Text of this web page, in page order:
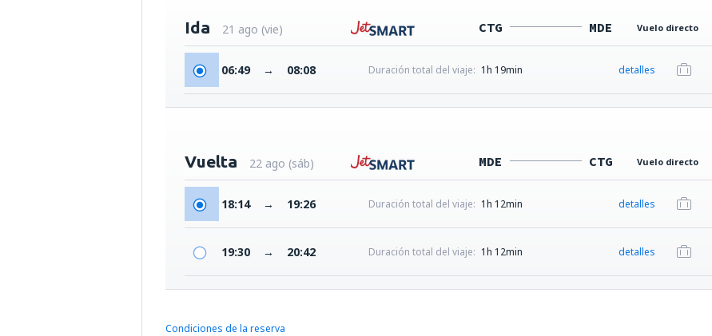
Ida 21 ago (vie) CTG MDE Vuelo directo
06:49 → 08:08 Duración total del viaje: 1h 19min detalles
Vuelta 22 ago (sáb) MDE CTG Vuelo directo
18:14 → 19:26 Duración total del viaje: 1h 12min detalles
19:30 → 20:42 Duración total del viaje: 1h 12min detalles
Condiciones de la reserva